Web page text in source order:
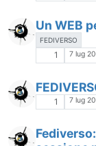
Un WEB
FEDIVERSO
1 7 lug
1 7 lug